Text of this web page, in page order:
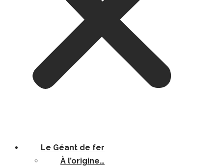
Le Géant de fer
À l’origine…